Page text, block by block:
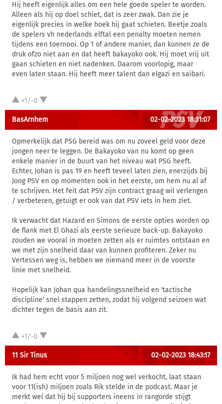
Hij heeft eigenlijk alles om een hele goede speler te worden.
Alleen als hij op doel schiet, dat is zeer zwak. Dan zie je
eigenlijk precies in welke hoek hij gaat schieten. Beetje zoals
de spelers vh nederlands elftal een penalty moeten nemen
tijdens een toernooi. Op 1 of andere manier, dan kunnen ze de
druk ofzo niet aan en dat heeft bakayoko ook. Hij moet vrij uit
gaan schieten en niet nadenken. Daarom voorlopig, maar
even laten staan. Hij heeft meer talent dan elgazi en saibari.
+1/-0
BasArnhem 02-02-2023 18:31:07
Opmerkelijk dat PSG bereid was om nu zoveel geld voor deze
jongen neer te leggen. De Bakayoko van nu komt op geen
enkele manier in de buurt van het niveau wat PSG heeft.
Echter, Johan is pas 19 en heeft teveel laten zien, enerzijds bij
Jong PSV en op momenten ook in het eerste, om hem nu al af
te schrijven. Het feit dat PSV zijn contract graag wil verlengen
/ verbeteren, getuigt er ook van dat PSV iets in hem ziet.
Ik verwacht dat Hazard en Simons de eerste opties worden op
de flank met El Ghazi als eerste serieuze back-up. Bakayoko
zouden we vooral in moeten zetten als er ruimtes ontstaan en
we met zijn snelheid daar van kunnen profiteren. Zeker nu
Vertessen weg is, hebben we niemand meer in de voorste
linie met snelheid.
Hopelijk kan Johan qua handelingssnelheid en 'tactische
discipline' snel stappen zetten, zodat hij volgend seizoen wat
dichter tegen de basis aan zit.
+1/-0
11 Sir Tinus 02-02-2023 18:43:17
Ik had hem echt voor 5 miljoen nog wel verkocht, laat staan
voor 11(ish) miljoen zoals Rik stelde in de podcast. Maar je
merkt wel dat hij bij supporters ineens in rangorde stijgt